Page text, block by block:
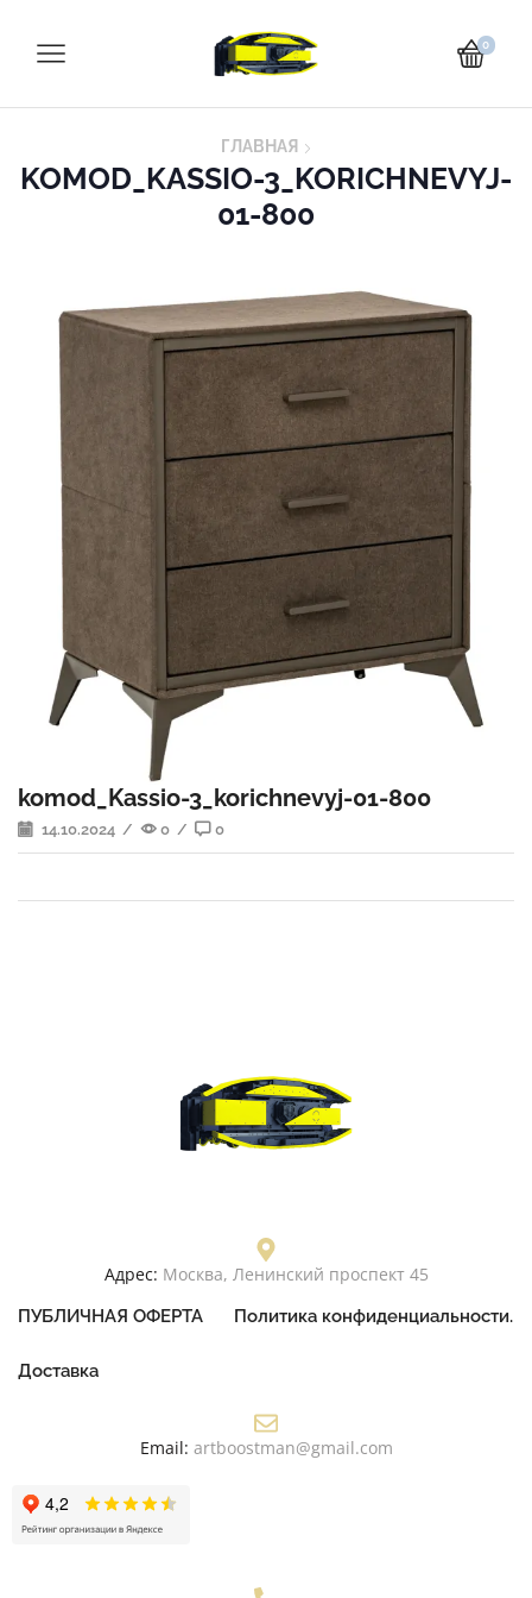
0
ГЛАВНАЯ
KOMOD_KASSIO-3_KORICHNEVYJ-
01-800
komod_Kassio-3_korichnevyj-01-800
14.10.2024 / 0 / 0
Адрес: Москва, Ленинский проспект 45
ПУБЛИЧНАЯ ОФЕРТА Политика конфиденциальности.
Доставка
Email: artboostman@gmail.com